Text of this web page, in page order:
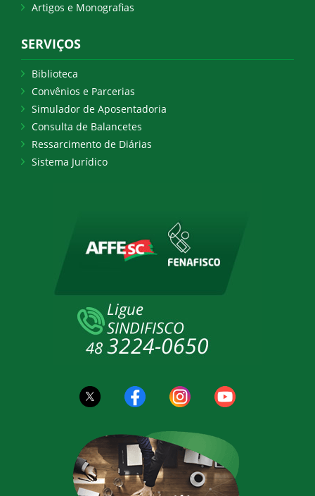
Artigos e Monografias
SERVIÇOS
Biblioteca
Convênios e Parcerias
Simulador de Aposentadoria
Consulta de Balancetes
Ressarcimento de Diárias
Sistema Jurídico